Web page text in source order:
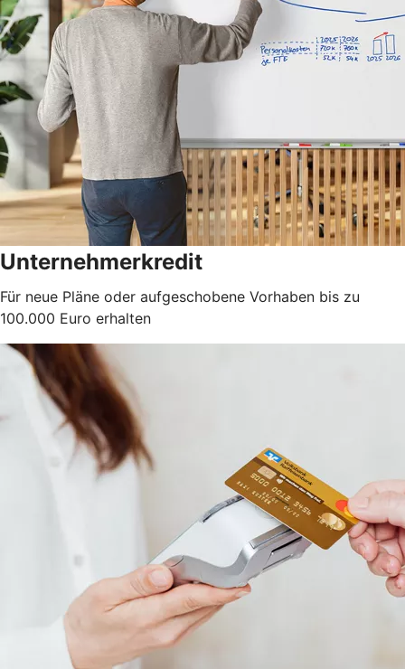
Unternehmerkredit
Für neue Pläne oder aufgeschobene Vorhaben bis zu
100.000 Euro erhalten